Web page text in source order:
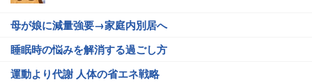
母が娘に減量強要→家庭内別居へ
睡眠時の悩みを解消する過ごし方
運動より代謝 人体の省エネ戦略